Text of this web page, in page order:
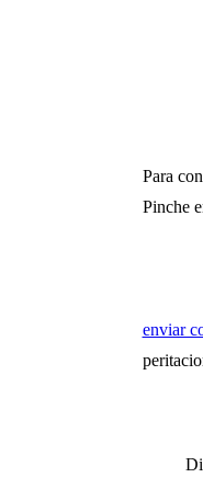
Para
Pinche
enviar